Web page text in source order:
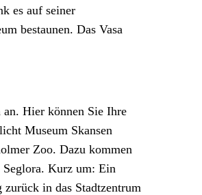
es auf seiner
bestaunen. Das Vasa
Hier können Sie Ihre
Museum Skansen
Zoo. Dazu kommen
Seglora. Kurz um: Ein
in das Stadtzentrum